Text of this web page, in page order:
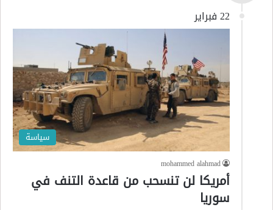
22 فبراير
سياسة
mohammed alahmad
أمريكا لن تنسحب من قاعدة التنف في
سوريا